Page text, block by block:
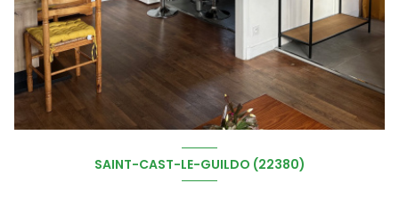
SAINT-CAST-LE-GUILDO (22380)